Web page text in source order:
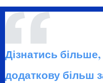
Дізнатись
додаткову більш